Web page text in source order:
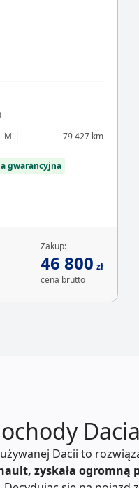
M 79 427 km
gwarancyjna
Zakup:
46 800 zł
cena brutto
Dacii to
zyskała